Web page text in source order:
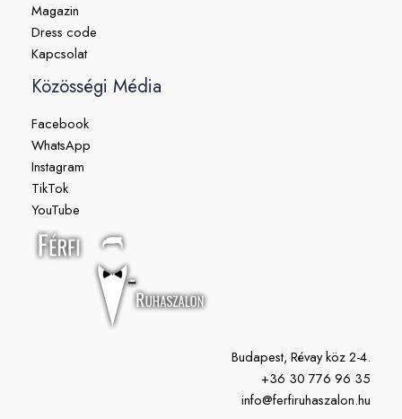
Magazin
Dress code
Kapcsolat
Közösségi Média
Facebook
WhatsApp
Instagram
TikTok
YouTube
Budapest, Révay köz 2-4.
+36 30 776 96 35
info@ferfiruhaszalon.hu